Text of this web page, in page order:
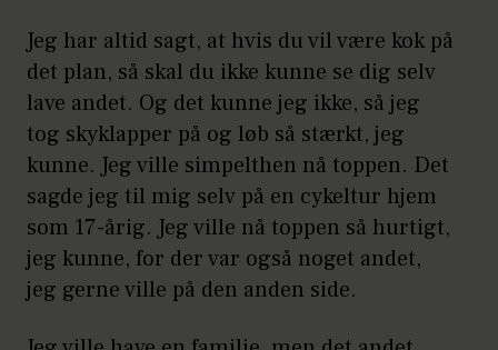
Jeg har altid sagt, at hvis du vil være kok på
det plan, så skal du ikke kunne se dig selv
lave andet. Og det kunne jeg ikke, så jeg
tog skyklapper på og løb så stærkt, jeg
kunne. Jeg ville simpelthen nå toppen. Det
sagde jeg til mig selv på en cykeltur hjem
som 17-årig. Jeg ville nå toppen så hurtigt,
jeg kunne, for der var også noget andet,
jeg gerne ville på den anden side.